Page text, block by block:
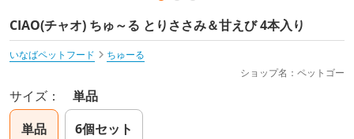
CIAO(チャオ) ちゅ～る とりささみ＆甘えび 4本入り
いなばペットフード
ちゅーる
ショップ名：ペットゴー
サイズ： 単品
単品
6個セット